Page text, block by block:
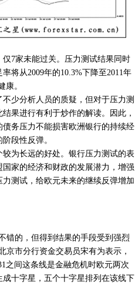
7家未能过关。压力测试结果同时
将从2009年的10.3%下降至2011年
康。
少分析人员的质疑，但对于压力测
果进行有利于炒作的解读。因此，
务压力不能损害欧洲银行的持续经
段性反弹。
为长远的好处。银行压力测试的表
家的经济和财政的发展潜力，增强
测试，给欧元未来的继续反弹增加
的，但得到结果的手段受到强烈
京市分行资金交易员宋有为表示，
之间这条线是金融危机时欧元两次
十字星，五个十字星排列在该线下